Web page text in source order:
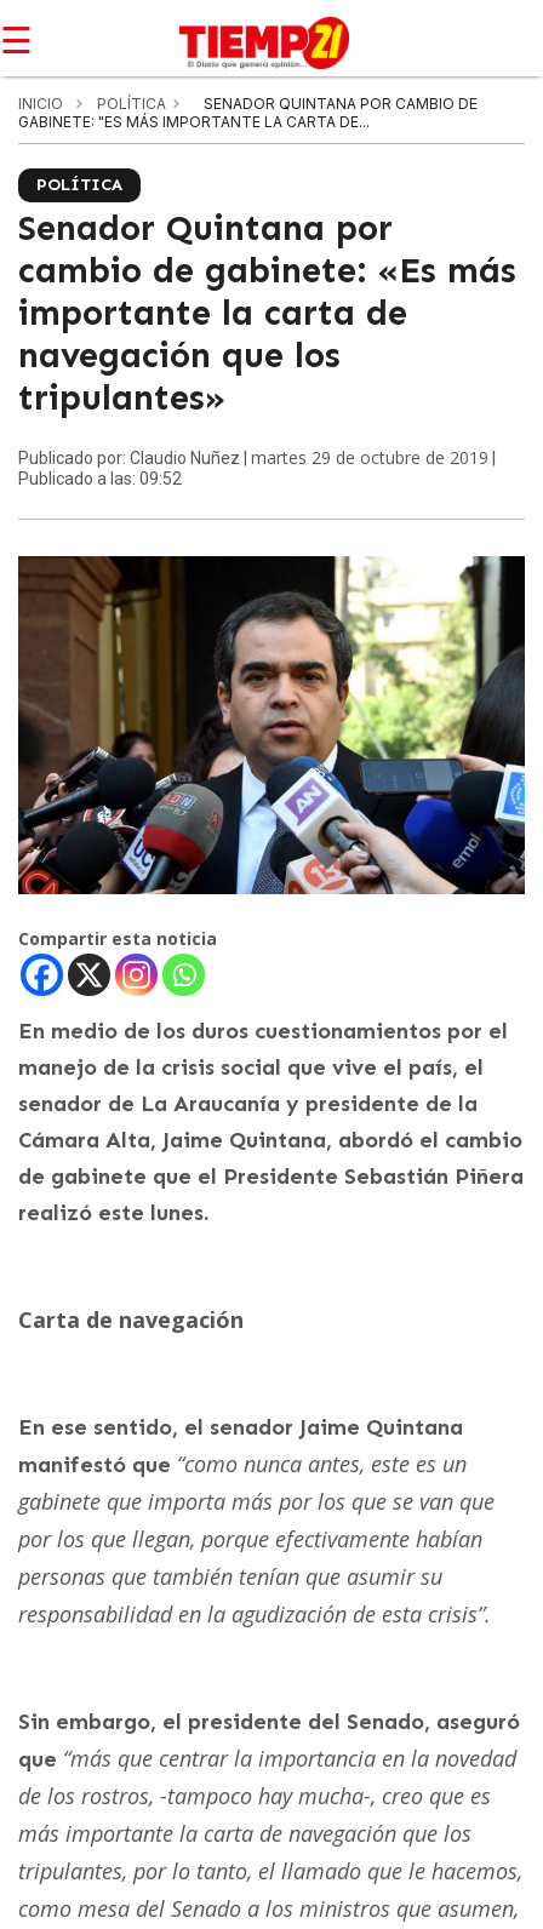
☰
INICIO POLÍTICA
SENADOR QUINTANA POR CAMBIO DE
GABINETE: "ES MÁS IMPORTANTE LA CARTA DE...
POLÍTICA
Senador Quintana por
cambio de gabinete: «Es más
importante la carta de
navegación que los
tripulantes»
Publicado por: Claudio Nuñez | martes 29 de octubre de 2019
Publicado a las: 09:52
Compartir esta noticia
En medio de los duros cuestionamientos por el
manejo de la crisis social que vive el país, el
senador de La Araucanía y presidente de la
Cámara Alta, Jaime Quintana, abordó el cambio
de gabinete que el Presidente Sebastián Piñera
realizó este lunes.
Carta de navegación
En ese sentido, el senador Jaime Quintana
manifestó que “como nunca antes, este es un
gabinete que importa más por los que se van que
por los que llegan, porque efectivamente habían
personas que también tenían que asumir su
responsabilidad en la agudización de esta crisis”.
Sin embargo, el presidente del Senado, aseguró
que “más que centrar la importancia en la novedad
de los rostros, -tampoco hay mucha-, creo que es
más importante la carta de navegación que los
tripulantes, por lo tanto, el llamado que le hacemos,
como mesa del Senado a los ministros que asumen,